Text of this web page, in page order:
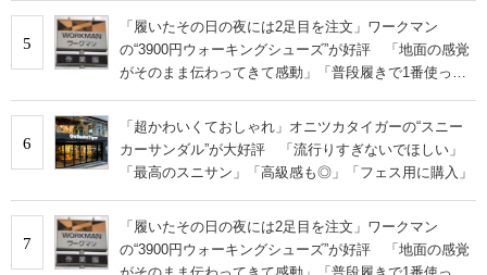
5
「履いたその日の夜には2足目を注文」ワークマン
の“3900円ウォーキングシューズ”が好評 「地面の感覚
がそのまま伝わってきて感動」「普段履きで1番使って
6
「超かわいくておしゃれ」オニツカタイガーの“スニー
カーサンダル”が大好評 「流行りすぎないでほしい」
「最高のスニサン」「高級感も◎」「フェス用に購入」
7
「履いたその日の夜には2足目を注文」ワークマン
の“3900円ウォーキングシューズ”が好評 「地面の感覚